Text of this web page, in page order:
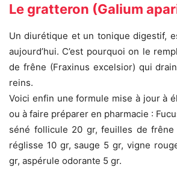
Le gratteron (Galium
Un diurétique et un tonique digestif,
aujourd’hui. C’est pourquoi on le
de frêne (Fraxinus excelsior) qui
reins.
Voici enfin une formule mise à jour à
ou à faire préparer en pharmacie :
séné follicule 20 gr, feuilles de
réglisse 10 gr, sauge 5 gr, vigne
gr, aspérule odorante 5 gr.